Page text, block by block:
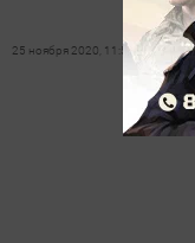
25 ноября 2020, 11:53